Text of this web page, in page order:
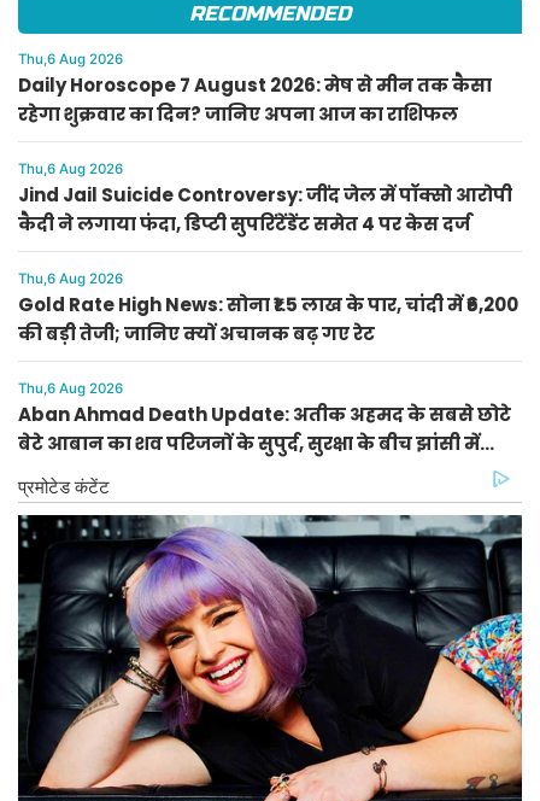
RECOMMENDED
Thu,6 Aug 2026
Daily Horoscope 7 August 2026: मेष से मीन तक कैसा
रहेगा शुक्रवार का दिन? जानिए अपना आज का राशिफल
Thu,6 Aug 2026
Jind Jail Suicide Controversy: जींद जेल में पॉक्सो आरोपी
कैदी ने लगाया फंदा, डिप्टी सुपरिंटेंडेंट समेत 4 पर केस दर्ज
Thu,6 Aug 2026
Gold Rate High News: सोना ₹1.5 लाख के पार, चांदी में ₹6,200
की बड़ी तेजी; जानिए क्यों अचानक बढ़ गए रेट
Thu,6 Aug 2026
Aban Ahmad Death Update: अतीक अहमद के सबसे छोटे
बेटे आबान का शव परिजनों के सुपुर्द, सुरक्षा के बीच झांसी में
प्रक्रिया पूरी